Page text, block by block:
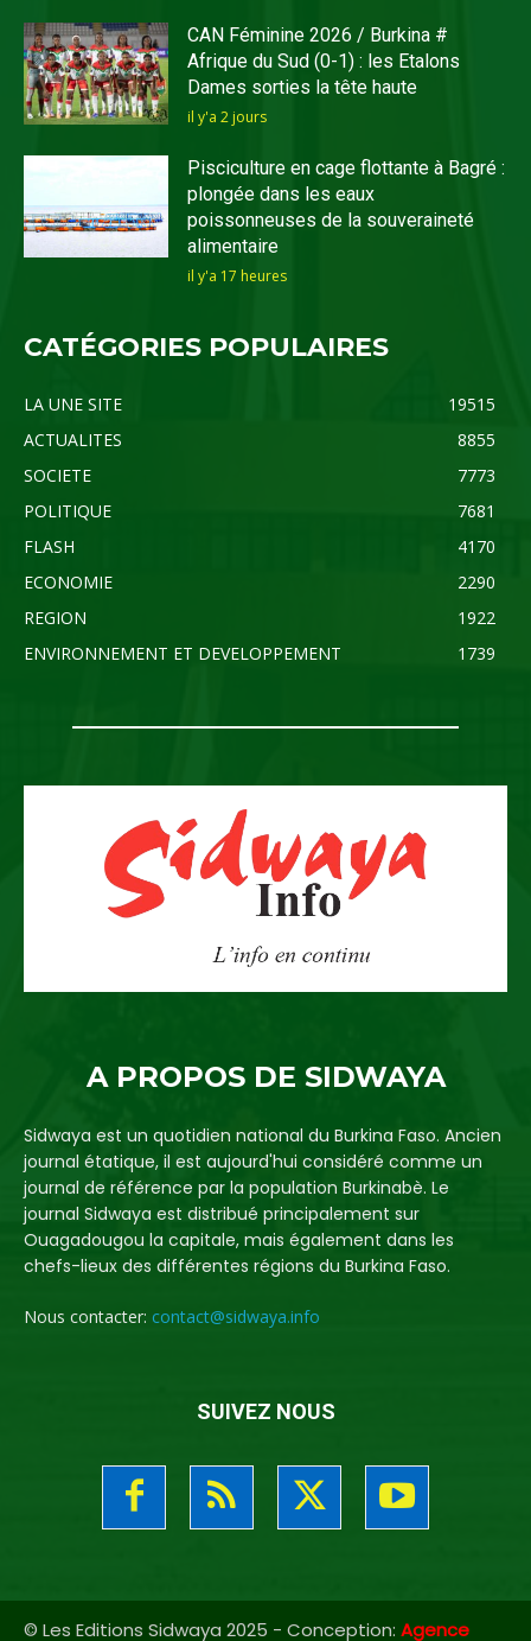
CAN Féminine 2026 / Burkina #
Afrique du Sud (0-1) : les Etalons
Dames sorties la tête haute
il y'a 2 jours
Pisciculture en cage flottante à Bagré :
plongée dans les eaux
poissonneuses de la souveraineté
alimentaire
il y'a 17 heures
CATÉGORIES POPULAIRES
LA UNE SITE
19515
ACTUALITES
8855
SOCIETE
7773
POLITIQUE
7681
FLASH
4170
ECONOMIE
2290
REGION
1922
ENVIRONNEMENT ET DEVELOPPEMENT
1739
A PROPOS DE SIDWAYA
Sidwaya est un quotidien national du Burkina Faso. Ancien
journal étatique, il est aujourd'hui considéré comme un
journal de référence par la population Burkinabè. Le
journal Sidwaya est distribué principalement sur
Ouagadougou la capitale, mais également dans les
chefs-lieux des différentes régions du Burkina Faso.
Nous contacter: contact@sidwaya.info
SUIVEZ NOUS
© Les Editions Sidwaya 2025 - Conception: Agence